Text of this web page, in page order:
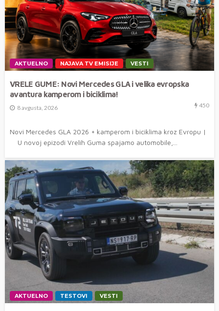
AKTUELNO NAJAVA TV EMISIJE VESTI
VRELE GUME: Novi Mercedes GLA i velika evropska
avantura kamperom i biciklima!
8 avgusta, 2026 450
Novi Mercedes GLA 2026 + kamperom i biciklima kroz Evropu |
U novoj epizodi Vrelih Guma spajamo automobile,...
AKTUELNO TESTOVI VESTI